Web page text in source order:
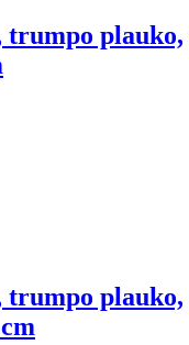
trumpo plauko,
trumpo plauko,